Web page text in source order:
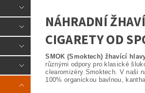
NÁHRADNÍ
CIGARETY OD
SMOK (Smoktech) žhavící
různými odpory pro klasické
clearomizéry Smoktech. V naši
100% organickou bavlnou,